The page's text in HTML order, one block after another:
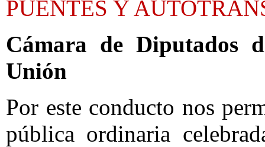
PUENTES Y
Cámara de Diputados
Unión
Por este conducto nos
pública ordinaria